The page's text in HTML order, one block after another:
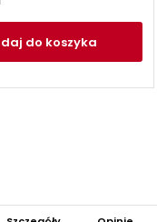
do koszyka